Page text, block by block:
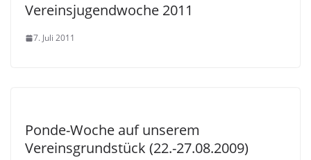
Vereinsjugendwoche 2011
7. Juli 2011
Ponde-Woche auf unserem
Vereinsgrundstück (22.-27.08.2009)